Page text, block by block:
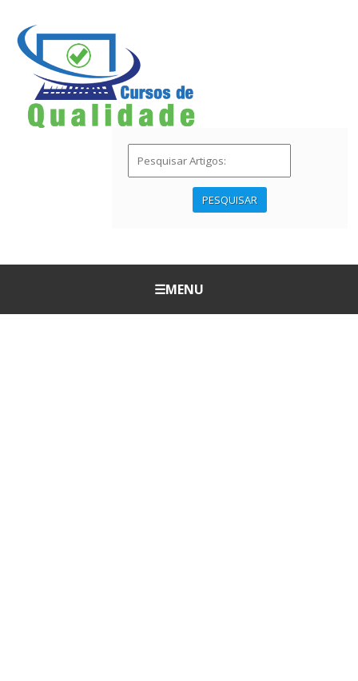
PESQUISAR
☰MENU